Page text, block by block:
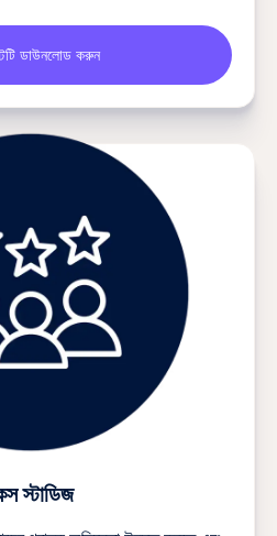
ডাউনলোড করুন
স্টাডিজ